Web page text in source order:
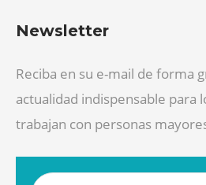
Newsletter
Reciba en su e-mail de forma
actualidad indispensable para
trabajan con personas